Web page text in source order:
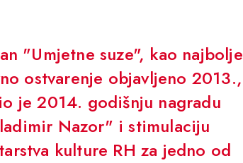
"Umjetne suze", kao najbolje
ostvarenje objavljeno 2013.,
je 2014. godišnju nagradu
Nazor" i stimulaciju
kulture RH za jedno od